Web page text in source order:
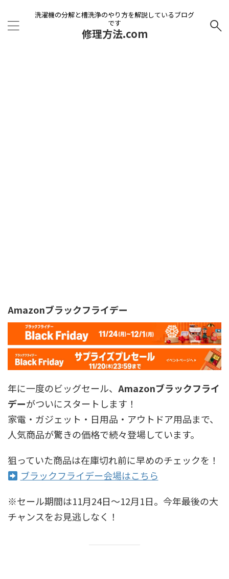
洗濯機の分解と槽洗浄のやり方を解説しているブログ
です
修理方法.com
Amazonブラックフライデー
年に一度のビッグセール、 Amazonブラックフライ
デーがついにスタートします！
家電・ガジェット・日用品・アウトドア用品まで、
人気商品が驚きの価格で続々登場しています。
狙っていた商品は在庫切れ前に早めのチェックを！
ブラックフライデー会場はこちら
※セール期間は11月24日〜12月1日。今年最後の大
チャンスをお見逃しなく！